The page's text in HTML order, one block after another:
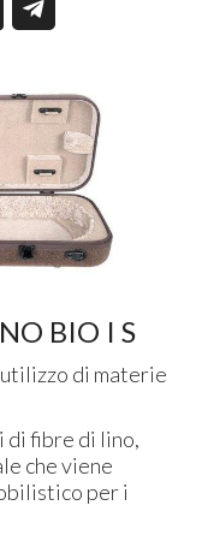
BIO I S
utilizzo di materie
fibre di lino,
che viene
per i